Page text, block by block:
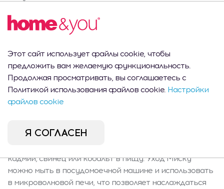
край создают неповторимую атмосферу
современной элегантности. Миска Frillina отлично
подходит для светлых, минималистичных и
дизайн, матовое покрытие и округлая форма делают
её также отличным вариантом для подарка —
подойдет как для повседневных встреч, так и для
особых случаев. Характеристики и содержимое В
упаковке одна миска объемом 500 мл, диаметром 16
поверхность облегчает уход за чистотой. Продукт
кадмий, свинец или кобальт в пищу. Уход Миску
можно мыть в посудомоечной машине и использовать
в микроволновой печи, что позволяет наслаждаться
Этот сайт использует файлы cookie, чтобы
предложить вам желаемую функциональность.
Продолжая просматривать, вы соглашаетесь с
Политикой использования файлов cookie. Настройки
файлов cookie
Я СОГЛАСЕН